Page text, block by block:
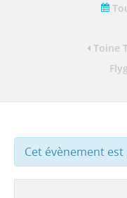
Toine
Cet évènement est